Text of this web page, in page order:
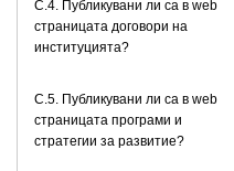
C.4. Публикувани ли са в web
страницата договори на
институцията?
C.5. Публикувани ли са в web
страницата програми и
стратегии за развитие?